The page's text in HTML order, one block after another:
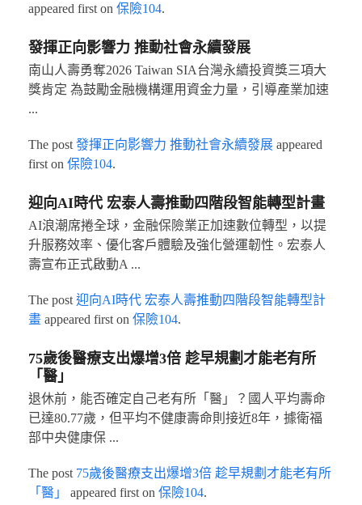
appeared first on 保險104.
發揮正向影響力 推動社會永續發展
南山人壽勇奪2026 Taiwan SIA台灣永續投資獎三項大
獎肯定 為鼓勵金融機構運用資金力量，引導產業加速
...
The post 發揮正向影響力 推動社會永續發展appeared
first on 保險104.
迎向AI時代 宏泰人壽推動四階段智能轉型計畫
AI浪潮席捲全球，金融保險業正加速數位轉型，以提
升服務效率、優化客戶體驗及強化營運韌性。宏泰人
壽宣布正式啟動A ...
The post 迎向AI時代 宏泰人壽推動四階段智能轉型計
畫appeared first on 保險104.
75歲後醫療支出爆增3倍 趁早規劃才能老有所
「醫」
退休前，能否確定自己老有所「醫」？國人平均壽命
已達80.77歲，但平均不健康壽命則接近8年，據衛福
部中央健康保 ...
The post 75歲後醫療支出爆增3倍 趁早規劃才能老有所
「醫」
appeared first on 保險104.